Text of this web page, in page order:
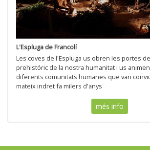
L'Espluga de Francolí
Les coves de l'Espluga us obren les portes
prehistóric de la nostra humanitat i us
diferents comunitats humanes que van
mateix indret fa milers d'anys
més info